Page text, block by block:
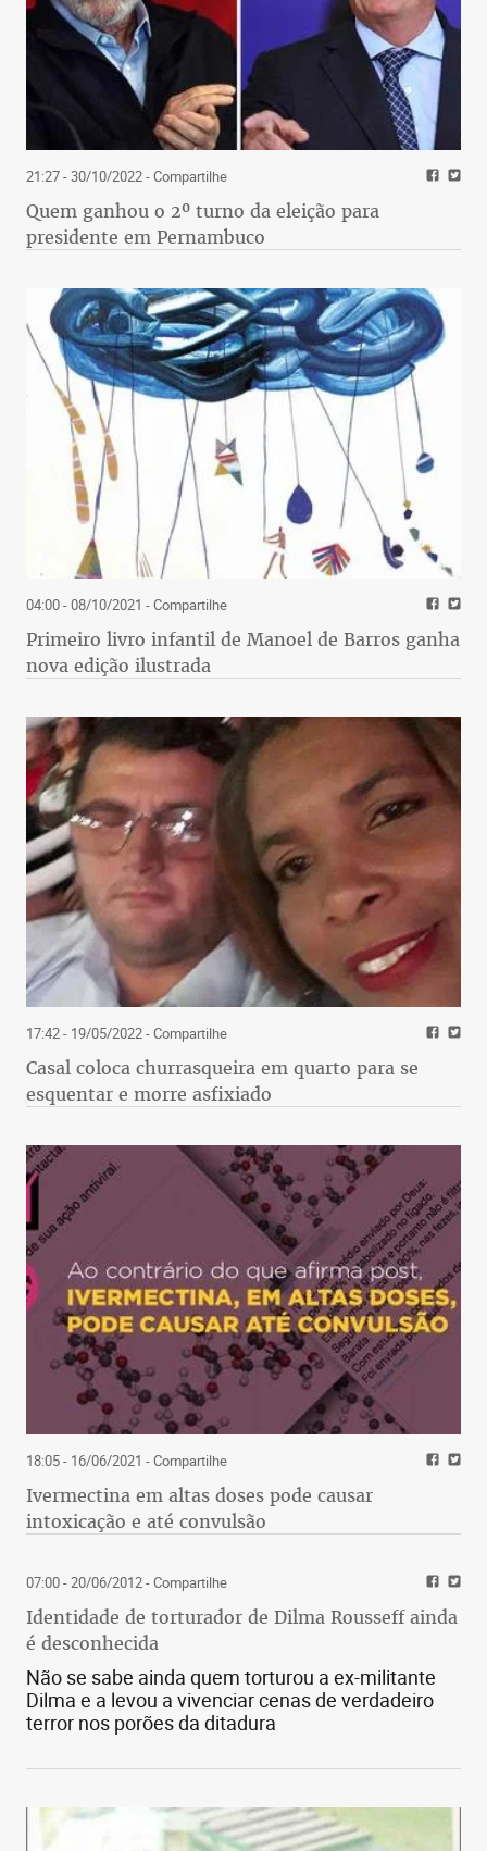
21:27 - 30/10/2022- Compartilhe
Quem ganhou o 2º turno da eleição para
presidente em Pernambuco
04:00 - 08/10/2021 - Compartilhe
Primeiro livro infantil de Manoel de Barros ganha
nova edição ilustrada
17:42 - 19/05/2022- Compartilhe
Casal coloca churrasqueira em quarto para se
esquentar e morre asfixiado
18:05 - 16/06/2021 - Compartilhe
Ivermectina em altas doses pode causar
intoxicação e até convulsão
07:00 - 20/06/2012- Compartilhe
Identidade de torturador de Dilma Rousseff ainda
é desconhecida
Não se sabe ainda quem torturou a ex-militante
Dilma e a levou a vivenciar cenas de verdadeiro
terror nos porões da ditadura